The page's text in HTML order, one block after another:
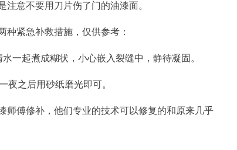
意不要用刀片伤了门的油漆面。
紧急补救措施，仅供参考：
一起煮成糊状，小心嵌入裂缝中，静待凝固。
之后用砂纸磨光即可。
师傅修补，他们专业的技术可以修复的和原来几乎